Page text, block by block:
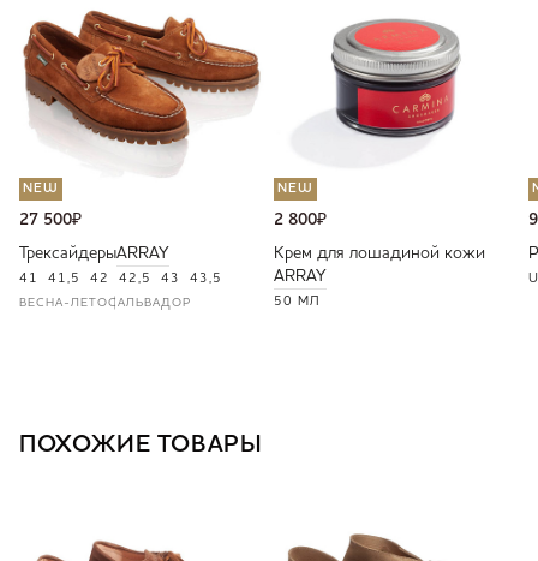
NEW
27 500₽
ТрексайдерыARRAY
41 41,5 42 42,5 43 43,5
ВЕСНА-ЛЕТОСАЛЬВАДОР
NEW
2 800₽
Крем для лошадиной кожи
ARRAY
50 МЛ
ПОХОЖИЕ ТОВАРЫ